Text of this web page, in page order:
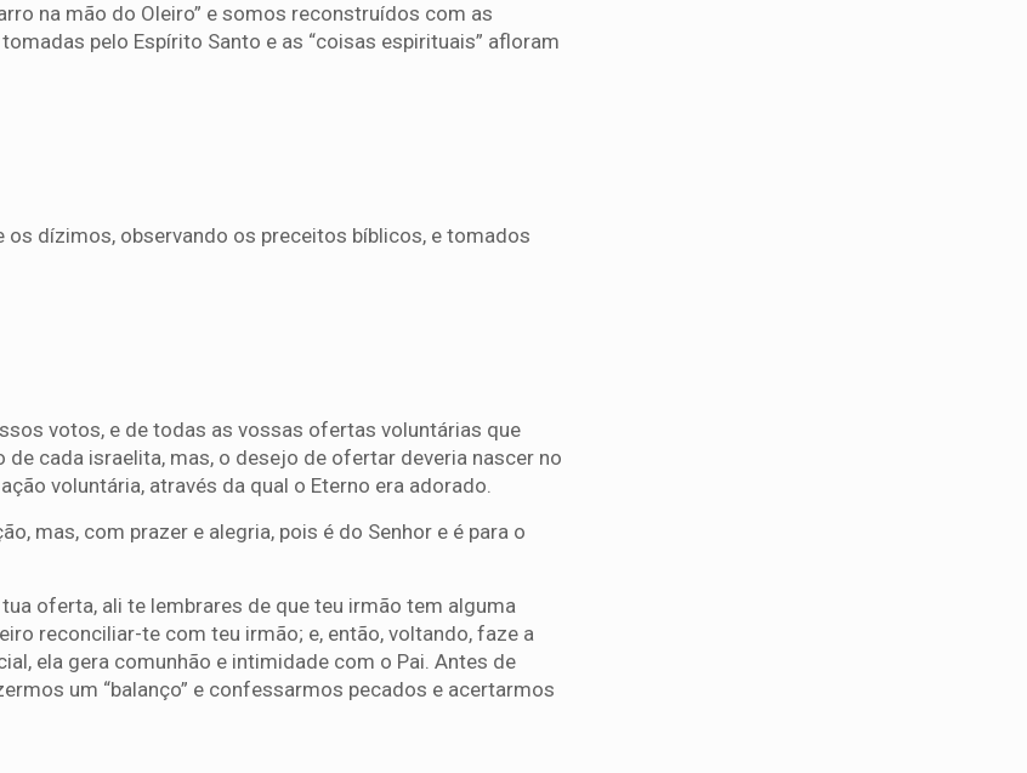
na mão do Oleiro” e somos reconstruídos com as
pelo Espírito Santo e as “coisas espirituais” afloram
dízimos, observando os preceitos bíblicos, e tomados
votos, e de todas as vossas ofertas voluntárias que
de cada israelita, mas, o desejo de ofertar deveria nascer no
voluntária, através da qual o Eterno era adorado.
mas, com prazer e alegria, pois é do Senhor e é para o
oferta, ali te lembrares de que teu irmão tem alguma
reconciliar-te com teu irmão; e, então, voltando, faze a
ela gera comunhão e intimidade com o Pai. Antes de
um “balanço” e confessarmos pecados e acertarmos